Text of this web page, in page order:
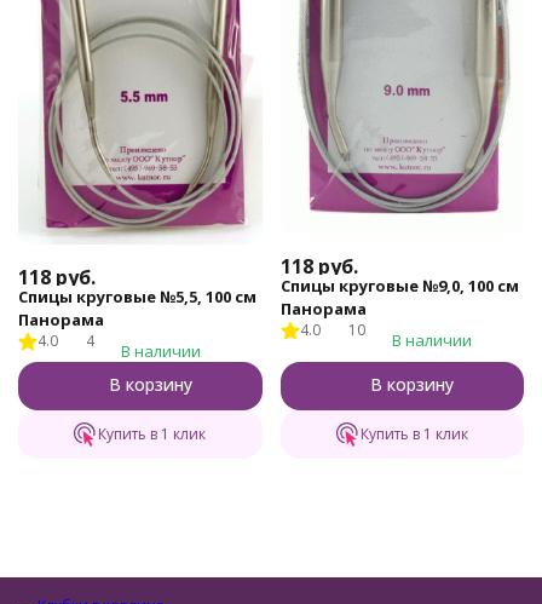
118 руб.
Спицы круговые №5,5, 100 см
Панорама
4.0 4 В наличии
В корзину
Купить в 1 клик
118 руб.
Спицы круговые №9,0, 100 см
Панорама
4.0 10 В наличии
В корзину
Купить в 1 клик